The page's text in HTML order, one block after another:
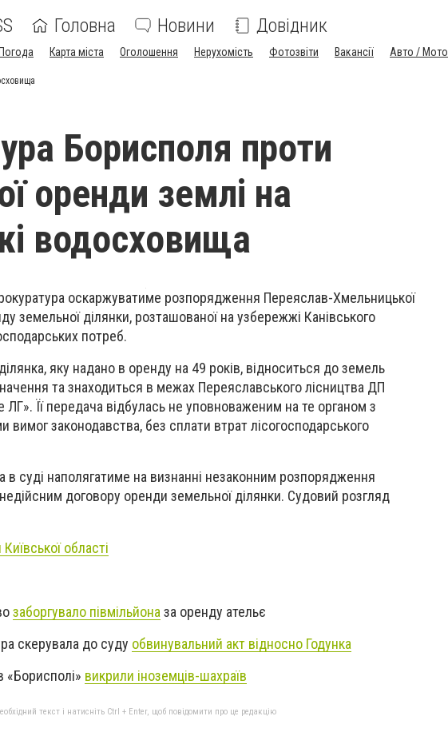
Головна Новини Довідник
Погода Карта міста Оголошення Нерухомість Фотозвіти Вакансії Авто / Мото
Борисполя проти
оренди землі на
водосховища
оскаржуватиме розпорядження Переяслав-Хмельницької
земельної ділянки, розташованої на узбережжі Канівського
потреб.
яку надано в оренду на 49 років, відноситься до земель
та знаходиться в межах Переяславського лісництва ДП
Її передача відбулась не уповноваженим на те органом з
законодавства, без сплати втрат лісогосподарського
в суді наполягатиме на визнанні незаконним розпорядження
недійсним договору оренди земельної ділянки. Судовий розгляд
області
заборгувало півмільйона за оренду ательє
скерувала до суду обвинувальний акт відносно Годунка
«Борисполі» викрили іноземців-шахраїв
текст і натисніть Ctrl + Enter, щоб повідомити про це редакцію